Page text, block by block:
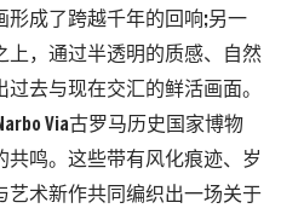
形成了跨越千年的回响;另一
上，通过半透明的质感、自然
去与现在交汇的鲜活画面。
Via古罗马历史国家博物
鸣。这些带有风化痕迹、岁
艺术新作共同编织出一场关于